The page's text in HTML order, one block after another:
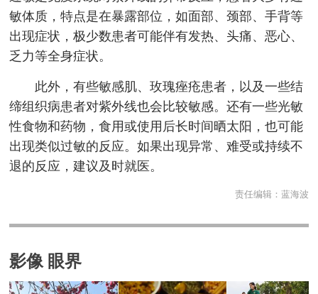
敏体质，特点是在暴露部位，如面部、颈部、手背等
出现症状，极少数患者可能伴有发热、头痛、恶心、
乏力等全身症状。
此外，有些敏感肌、玫瑰痤疮患者，以及一些结
缔组织病患者对紫外线也会比较敏感。还有一些光敏
性食物和药物，食用或使用后长时间晒太阳，也可能
出现类似过敏的反应。如果出现异常、难受或持续不
退的反应，建议及时就医。
责任编辑： 蓝海波
影像 眼界